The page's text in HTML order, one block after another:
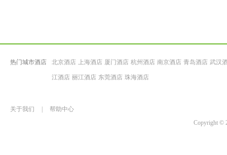
热门城市酒店 北京酒店 上海酒店 厦门酒店 杭州酒店 南京酒店 青岛酒店 武汉
江酒店 丽江酒店 东莞酒店 珠海酒店
关于我们
帮助中心
Copyright ©